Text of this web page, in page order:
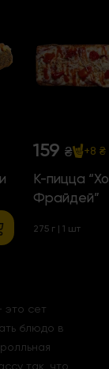
159 ₴ +8 ₴
К-пицца
Фрайдей”
275 г | 1 шт
это сет
блюдо в
так, что